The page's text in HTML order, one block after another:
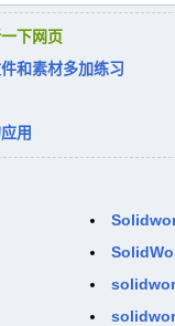
下网页
和素材多加练习
用